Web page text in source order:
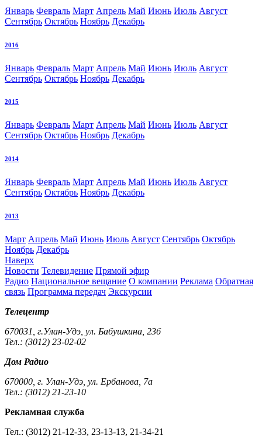
Январь Февраль Март Апрель Май Июнь Июль Август
Сентябрь Октябрь Ноябрь Декабрь
2016
Январь Февраль Март Апрель Май Июнь Июль Август
Сентябрь Октябрь Ноябрь Декабрь
2015
Январь Февраль Март Апрель Май Июнь Июль Август
Сентябрь Октябрь Ноябрь Декабрь
2014
Январь Февраль Март Апрель Май Июнь Июль Август
Сентябрь Октябрь Ноябрь Декабрь
2013
Март Апрель Май Июнь Июль Август Сентябрь Октябрь
Ноябрь Декабрь
Наверх
Новости Телевидение Прямой эфир
Радио Национальное вещание О компании Реклама Обратная
связь Программа передач Экскурсии
Телецентр
670031, г.Улан-Удэ, ул. Бабушкина, 23б
Тел.: (3012) 23-02-02
Дом Радио
670000, г. Улан-Удэ, ул. Ербанова, 7а
Тел.: (3012) 21-23-10
Рекламная служба
Тел.: (3012) 21-12-33, 23-13-13, 21-34-21